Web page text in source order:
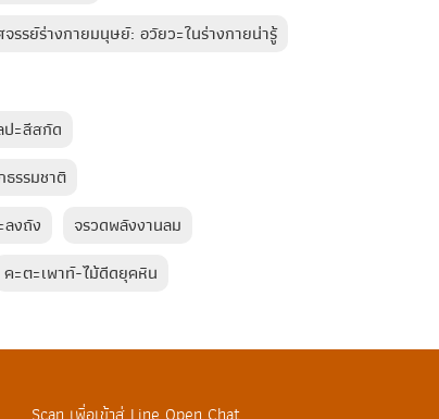
รรย์ร่างกายมนุษย์: อวัยวะในร่างกายน่ารู้
ะสีสกัด
รรมชาติ
งถัง
จรวดพลังงานลม
คะตะเพาท์-ไม้ดีดยุคหิน